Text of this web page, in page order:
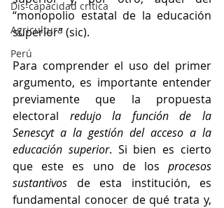
Dis-capacidad crítica
Agricultura
Perú
“monopolio estatal de la educación
superior” (sic).
Para comprender el uso del primer
argumento, es importante entender
previamente que la propuesta
electoral redujo la función de la
Senescyt a la gestión del acceso a la
educación superior. Si bien es cierto
que este es uno de los procesos
sustantivos de esta institución, es
fundamental conocer de qué trata y,